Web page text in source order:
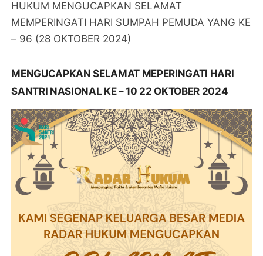
HUKUM MENGUCAPKAN SELAMAT
MEMPERINGATI HARI SUMPAH PEMUDA YANG KE
– 96 (28 OKTOBER 2024)
MENGUCAPKAN SELAMAT MEPERINGATI HARI
SANTRI NASIONAL KE – 10 22 OKTOBER 2024